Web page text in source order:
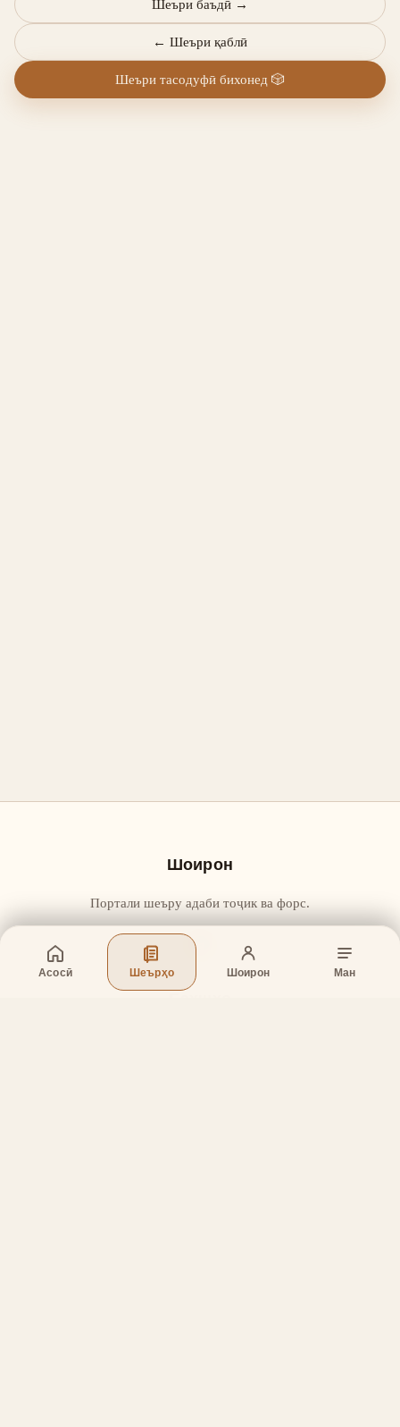
Асосӣ Шеърҳо Шоирон Ман
← Шеъри қаблӣ
Шеъри баъдӣ →
Шеъри тасодуфӣ бихонед 🎲
Шоирон
Портали шеъру адаби тоҷик ва форс.